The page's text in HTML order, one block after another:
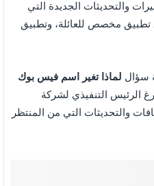
والتحديثات الجديدة التي
تطبيق مخصص للعائلة، وتطبيق
سؤال لماذا تغير اسم فيس بوك
الرئيس التنفيذي لشركة
والتحديثات التي من المنتظر